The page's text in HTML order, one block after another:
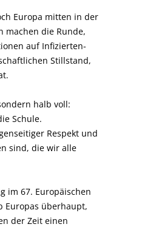
Europa mitten in der
machen die Runde,
auf Infizierten-
Stillstand,
halb voll:
Schule.
Respekt und
sind, die wir alle
im 67. Europäischen
Europas überhaupt,
der Zeit einen